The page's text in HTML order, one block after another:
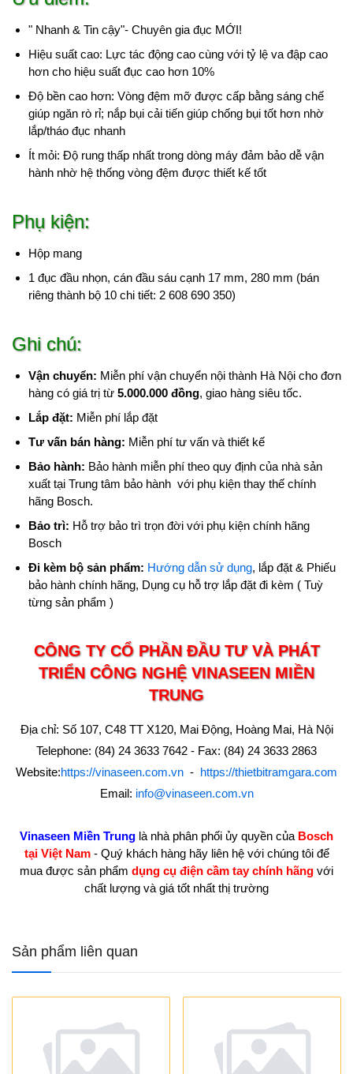
" Nhanh & Tin cậy"- Chuyên gia đục MỚI!
Hiệu suất cao: Lực tác động cao cùng với tỷ lệ va đập cao
hơn cho hiệu suất đục cao hơn 10%
Độ bền cao hơn: Vòng đệm mỡ được cấp bằng sáng chế
giúp ngăn rò rỉ; nắp bụi cải tiến giúp chống bụi tốt hơn nhờ
lắp/tháo đục nhanh
Ít mỏi: Độ rung thấp nhất trong dòng máy đảm bảo dễ vận
hành nhờ hệ thống vòng đệm được thiết kế tốt
Phụ kiện:
Hộp mang
1 đục đầu nhọn, cán đầu sáu cạnh 17 mm, 280 mm (bán
riêng thành bộ 10 chi tiết: 2 608 690 350)
Ghi chú:
Vận chuyển: Miễn phí vận chuyển nội thành Hà Nội cho đơn
hàng có giá trị từ 5.000.000 đồng, giao hàng siêu tốc.
Lắp đặt: Miễn phí lắp đặt
Tư vấn bán hàng: Miễn phí tư vấn và thiết kế
Bảo hành: Bảo hành miễn phí theo quy định của nhà sản
xuất tại Trung tâm bảo hành với phụ kiện thay thế chính
hãng Bosch.
Bảo trì: Hỗ trợ bảo trì trọn đời với phụ kiện chính hãng
Bosch
Đi kèm bộ sản phẩm: Hướng dẫn sử dụng, lắp đặt & Phiếu
bảo hành chính hãng, Dụng cụ hỗ trợ lắp đặt đi kèm ( Tuỳ
từng sản phẩm )
CÔNG TY CỔ PHẦN ĐẦU TƯ VÀ PHÁT
TRIỂN CÔNG NGHỆ VINASEEN MIỀN
TRUNG
Địa chỉ: Số 107, C48 TT X120, Mai Động, Hoàng Mai, Hà Nội
Telephone: (84) 24 3633 7642 - Fax: (84) 24 3633 2863
Website:https://vinaseen.com.vn - https://thietbitramgara.com
Email: info@vinaseen.com.vn
Vinaseen Miền Trung là nhà phân phối ủy quyền của Bosch
tại Việt Nam- Quý khách hàng hãy liên hệ với chúng tôi để
mua được sản phẩm dụng cụ điện cầm tay chính hãng với
chất lượng và giá tốt nhất thị trường
Sản phẩm liên quan